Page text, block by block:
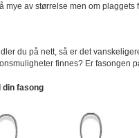
av størrelse men om plaggets
du på nett, så er det
finnes? Er fasongen
din fasong